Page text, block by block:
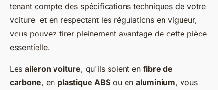
tenant compte des spécifications techniques de votre
voiture, et en respectant les régulations en vigueur,
vous pouvez tirer pleinement avantage de cette pièce
essentielle.
Les aileron voiture, qu'ils soient en fibre de
carbone, en plastique ABS ou en aluminium, vous